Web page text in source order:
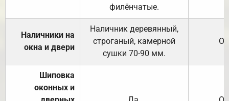
филёнчатые.
Наличники на
окна и двери
Наличник деревянный,
строганый, камерной
сушки 70-90 мм.
Шиповка
оконных и